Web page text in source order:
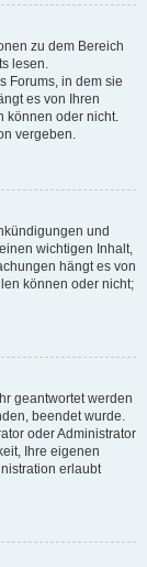
zu dem Bereich
lesen.
Forums, in dem sie
es von Ihren
können oder nicht.
vergeben.
und
wichtigen Inhalt,
hängt es von
können oder nicht;
geantwortet werden
beendet wurde.
oder Administrator
Ihre eigenen
erlaubt